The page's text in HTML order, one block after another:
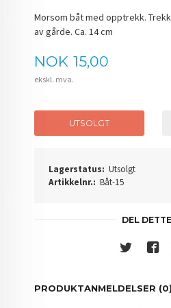
Morsom båt med opptrekk.
av gårde. Ca. 14 cm
Pris
NOK 15,00
ekskl. mva.
UTSOLGT
Lagerstatus: Utsolgt
Artikkelnr.: Båt-15
DEL DETTE
PRODUKTANMELDELSER (0)